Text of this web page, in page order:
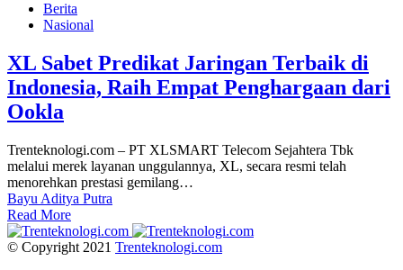
Berita
Nasional
XL Sabet Predikat Jaringan Terbaik di
Indonesia, Raih Empat Penghargaan dari
Ookla
Trenteknologi.com – PT XLSMART Telecom Sejahtera Tbk
melalui merek layanan unggulannya, XL, secara resmi telah
menorehkan prestasi gemilang…
Bayu Aditya Putra
Read More
© Copyright 2021 Trenteknologi.com